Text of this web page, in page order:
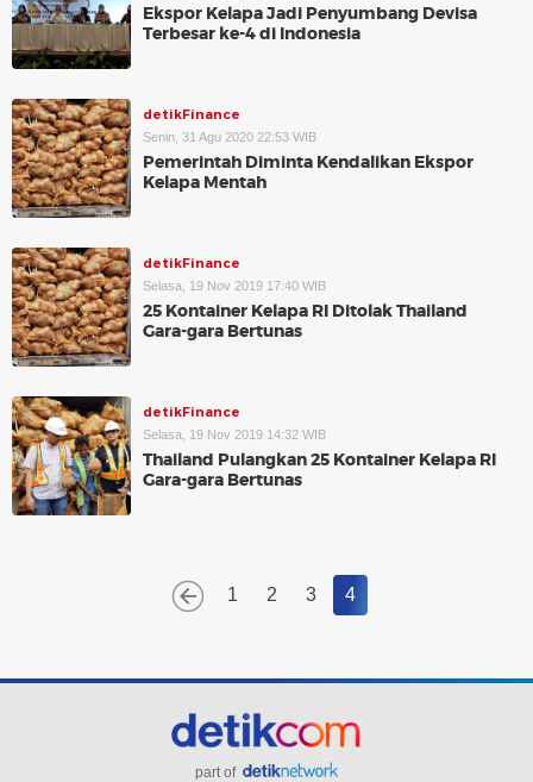
Ekspor Kelapa Jadi Penyumbang Devisa
Terbesar ke-4 di Indonesia
detikFinance
Senin, 31 Agu 2020 22:53 WIB
Pemerintah Diminta Kendalikan Ekspor
Kelapa Mentah
detikFinance
Selasa, 19 Nov 2019 17:40 WIB
25 Kontainer Kelapa RI Ditolak Thailand
Gara-gara Bertunas
detikFinance
Selasa, 19 Nov 2019 14:32 WIB
Thailand Pulangkan 25 Kontainer Kelapa RI
Gara-gara Bertunas
1 2 3 4
part of